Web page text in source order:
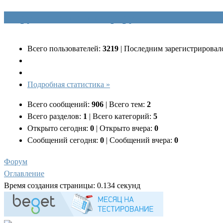
Всего пользователей: 3219 | Последним
Подробная статистика »
Всего сообщений: 906 | Всего тем: 2
Всего разделов: 1 | Всего категорий: 5
Открыто сегодня: 0 | Открыто вчера: 0
Сообщений сегодня: 0 | Сообщений вчера: 0
Форум
Оглавление
Время создания страницы: 0.134 секунд